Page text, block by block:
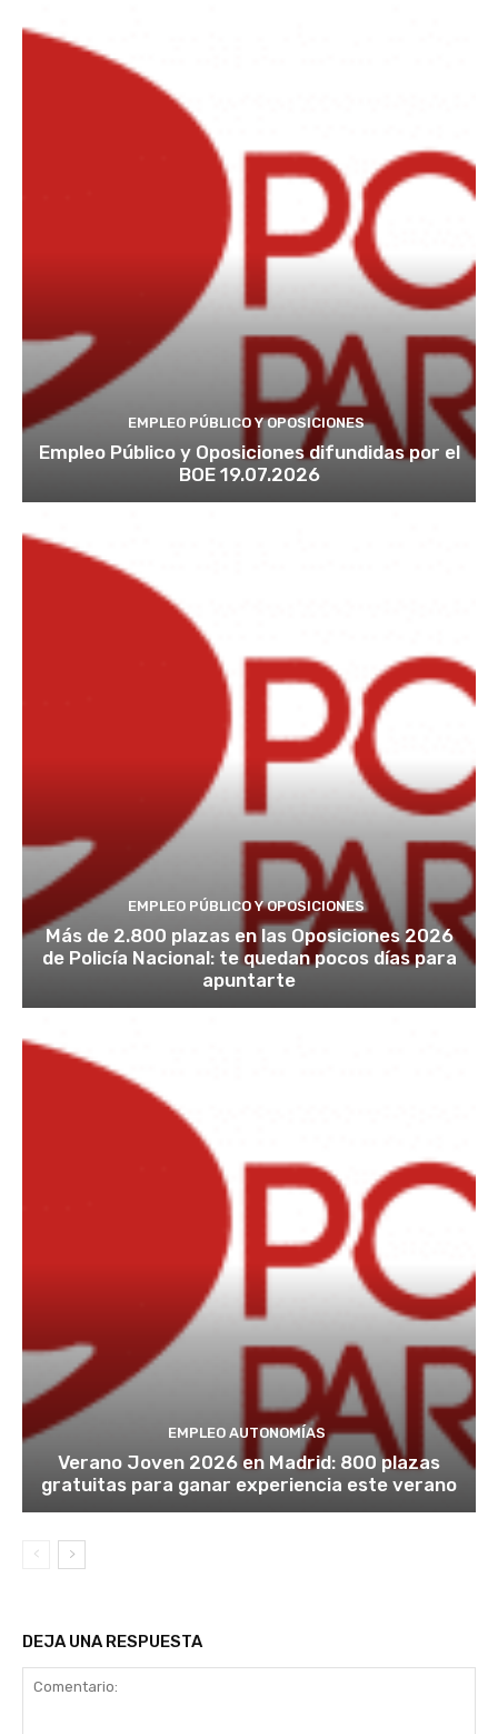
EMPLEO PÚBLICO Y OPOSICIONES
Empleo Público y Oposiciones difundidas por el
BOE 19.07.2026
EMPLEO PÚBLICO Y OPOSICIONES
Más de 2.800 plazas en las Oposiciones 2026
de Policía Nacional: te quedan pocos días para
apuntarte
EMPLEO AUTONOMÍAS
Verano Joven 2026 en Madrid: 800 plazas
gratuitas para ganar experiencia este verano
DEJA UNA RESPUESTA